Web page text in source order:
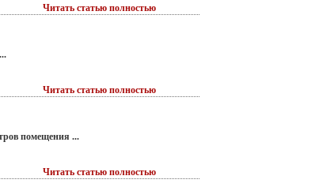
Читать статью полностью
Читать статью полностью
помещения ...
Читать статью полностью